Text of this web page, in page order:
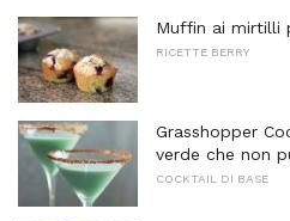
Muffin ai mirtilli
RICETTE BERRY
Grasshopper
verde che non
COCKTAIL DI BASE